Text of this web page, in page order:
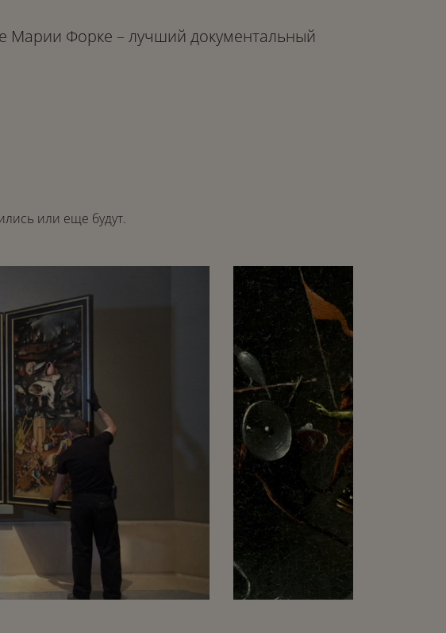
Марии Форке – лучший документальный
или еще будут.